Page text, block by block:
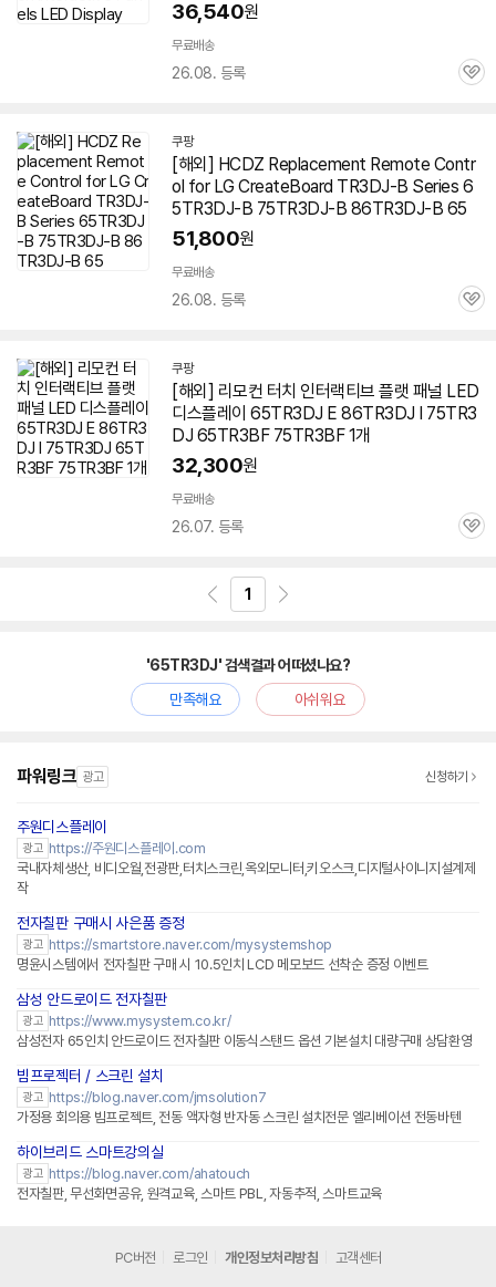
36,540원
무료배송
26.08. 등록
관
쿠팡
[해외] HCDZ Replacement Remote Contr
ol for LG CreateBoard TR3DJ-B Series 6
5TR3DJ-B 75TR3DJ-B 86TR3DJ-B 65
51,800원
무료배송
26.08. 등록
관
쿠팡
[해외] 리모컨 터치 인터랙티브 플랫 패널 LED
디스플레이 65TR3DJ E 86TR3DJ I 75TR3
DJ 65TR3BF 75TR3BF 1개
32,300원
무료배송
26.07. 등록
관
1
'65TR3DJ' 검색결과 어떠셨나요?
만족해요
아쉬워요
파워링크 광고 신청하기
주원디스플레이
광고 https://주원디스플레이.com
국내자체생산, 비디오월,전광판,터치스크린,옥외모니터,키오스크,디지털사이니지설계제
작
전자칠판 구매시 사은품 증정
광고 https://smartstore.naver.com/mysystemshop
명윤시스템에서 전자칠판 구매 시 10.5인치 LCD 메모보드 선착순 증정 이벤트
삼성 안드로이드 전자칠판
광고 https://www.mysystem.co.kr/
삼성전자 65인치 안드로이드 전자칠판 이동식스탠드 옵션 기본설치 대량구매 상담환영
빔프로젝터 / 스크린 설치
광고 https://blog.naver.com/jmsolution7
가정용 회의용 빔프로젝트, 전동 액자형 반자동 스크린 설치전문 엘리베이션 전동바텐
하이브리드 스마트강의실
광고 https://blog.naver.com/ahatouch
전자칠판, 무선화면공유, 원격교육, 스마트 PBL, 자동추적, 스마트교육
PC버전 로그인 개인정보처리방침 고객센터